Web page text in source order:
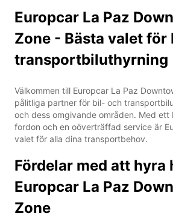
Europcar La Paz
Zone - Bästa valet för
transportbiluthyrning
Välkommen till Europcar La Paz
pålitliga partner för bil- och
och dess omgivande områden. Med
fordon och en oöverträffad service är
valet för alla dina transportbehov.
Fördelar med att hyra
Europcar La Paz
Zone